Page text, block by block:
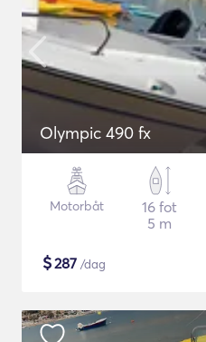
Olympic 490 fx
Motorbåt
16 fot
5 m
$287 /dag